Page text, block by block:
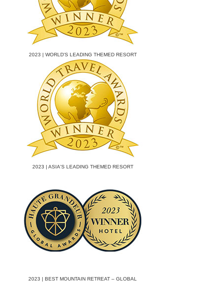
2023 | WORLD'S LEADING THEMED RESORT
2023 | ASIA'S LEADING THEMED RESORT
2023 | BEST MOUNTAIN RETREAT – GLOBAL